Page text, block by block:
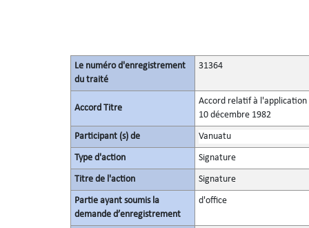
Le numéro d'enregistrement
du traité
31364
Accord Titre
Accord relatif à l'application
10 décembre 1982
Participant (s) de Vanuatu
Type d'action Signature
Titre de l'action Signature
Partie ayant soumis la
demande d’enregistrement
d'office